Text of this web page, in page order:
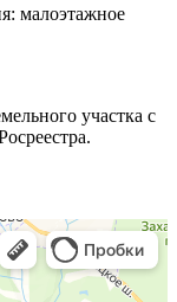
малоэтажное
участка с